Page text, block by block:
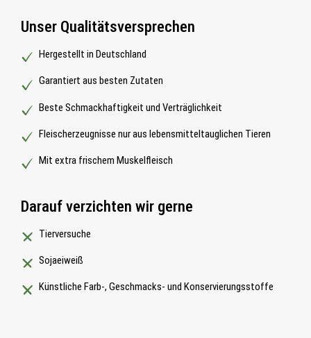
Unser Qualitätsversprechen
Hergestellt in Deutschland
Garantiert aus besten Zutaten
Beste Schmackhaftigkeit und Verträglichkeit
Fleischerzeugnisse nur aus lebensmitteltauglichen Tieren
Mit extra frischem Muskelfleisch
Darauf verzichten wir gerne
Tierversuche
Sojaeiweiß
Künstliche Farb-, Geschmacks- und Konservierungsstoffe